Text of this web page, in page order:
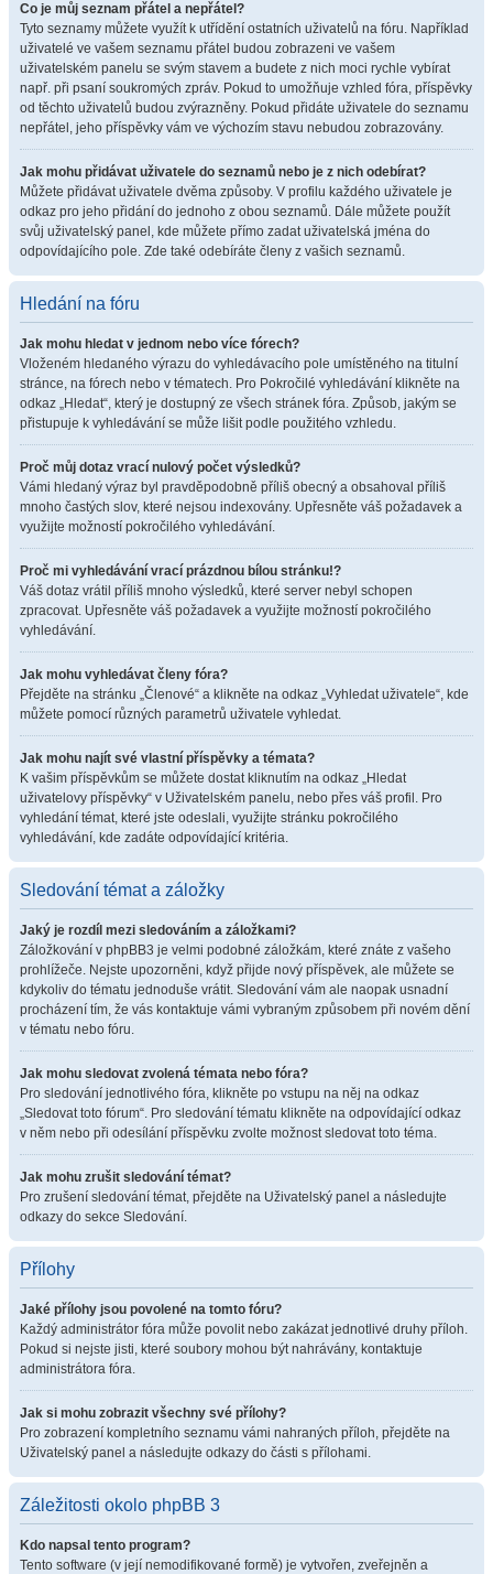
Co je můj seznam přátel a nepřátel?
Tyto seznamy můžete využít k utřídění ostatních uživatelů na fóru. Například
uživatelé ve vašem seznamu přátel budou zobrazeni ve vašem
uživatelském panelu se svým stavem a budete z nich moci rychle vybírat
např. při psaní soukromých zpráv. Pokud to umožňuje vzhled fóra, příspěvky
od těchto uživatelů budou zvýrazněny. Pokud přidáte uživatele do seznamu
nepřátel, jeho příspěvky vám ve výchozím stavu nebudou zobrazovány.
Jak mohu přidávat uživatele do seznamů nebo je z nich odebírat?
Můžete přidávat uživatele dvěma způsoby. V profilu každého uživatele je
odkaz pro jeho přidání do jednoho z obou seznamů. Dále můžete použít
svůj uživatelský panel, kde můžete přímo zadat uživatelská jména do
odpovídajícího pole. Zde také odebíráte členy z vašich seznamů.
Hledání na fóru
Jak mohu hledat v jednom nebo více fórech?
Vloženém hledaného výrazu do vyhledávacího pole umístěného na titulní
stránce, na fórech nebo v tématech. Pro Pokročilé vyhledávání klikněte na
odkaz „Hledat“, který je dostupný ze všech stránek fóra. Způsob, jakým se
přistupuje k vyhledávání se může lišit podle použitého vzhledu.
Proč můj dotaz vrací nulový počet výsledků?
Vámi hledaný výraz byl pravděpodobně příliš obecný a obsahoval příliš
mnoho častých slov, které nejsou indexovány. Upřesněte váš požadavek a
využijte možností pokročilého vyhledávání.
Proč mi vyhledávání vrací prázdnou bílou stránku!?
Váš dotaz vrátil příliš mnoho výsledků, které server nebyl schopen
zpracovat. Upřesněte váš požadavek a využijte možností pokročilého
vyhledávání.
Jak mohu vyhledávat členy fóra?
Přejděte na stránku „Členové“ a klikněte na odkaz „Vyhledat uživatele“, kde
můžete pomocí různých parametrů uživatele vyhledat.
Jak mohu najít své vlastní příspěvky a témata?
K vašim příspěvkům se můžete dostat kliknutím na odkaz „Hledat
uživatelovy příspěvky“ v Uživatelském panelu, nebo přes váš profil. Pro
vyhledání témat, které jste odeslali, využijte stránku pokročilého
vyhledávání, kde zadáte odpovídající kritéria.
Sledování témat a záložky
Jaký je rozdíl mezi sledováním a záložkami?
Záložkování v phpBB3 je velmi podobné záložkám, které znáte z vašeho
prohlížeče. Nejste upozorněni, když přijde nový příspěvek, ale můžete se
kdykoliv do tématu jednoduše vrátit. Sledování vám ale naopak usnadní
procházení tím, že vás kontaktuje vámi vybraným způsobem při novém dění
v tématu nebo fóru.
Jak mohu sledovat zvolená témata nebo fóra?
Pro sledování jednotlivého fóra, klikněte po vstupu na něj na odkaz
„Sledovat toto fórum“. Pro sledování tématu klikněte na odpovídající odkaz
v něm nebo při odesílání příspěvku zvolte možnost sledovat toto téma.
Jak mohu zrušit sledování témat?
Pro zrušení sledování témat, přejděte na Uživatelský panel a následujte
odkazy do sekce Sledování.
Přílohy
Jaké přílohy jsou povolené na tomto fóru?
Každý administrátor fóra může povolit nebo zakázat jednotlivé druhy příloh.
Pokud si nejste jisti, které soubory mohou být nahrávány, kontaktuje
administrátora fóra.
Jak si mohu zobrazit všechny své přílohy?
Pro zobrazení kompletního seznamu vámi nahraných příloh, přejděte na
Uživatelský panel a následujte odkazy do části s přílohami.
Záležitosti okolo phpBB 3
Kdo napsal tento program?
Tento software (v její nemodifikované formě) je vytvořen, zveřejněn a